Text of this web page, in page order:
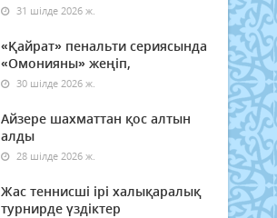
31 шілде 2026 ж.
«Қайрат» пенальти сериясында
«Омонияны» жеңіп,
30 шілде 2026 ж.
Айзере шахматтан қос алтын
алды
28 шілде 2026 ж.
Жас теннисші ірі халықаралық
турнирде үздіктер